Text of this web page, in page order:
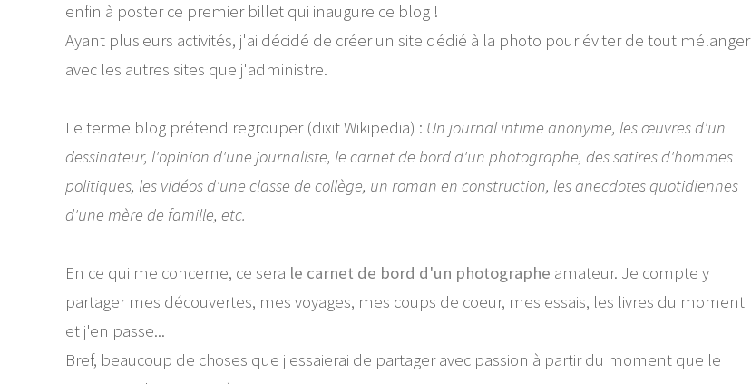
enfin à poster ce premier billet qui inaugure ce blog !
Ayant plusieurs activités, j'ai décidé de créer un site dédié à la photo pour éviter de tout mélanger
avec les autres sites que j'administre.
Le terme blog prétend regrouper (dixit Wikipedia) : Un journal intime anonyme, les œuvres d'un
dessinateur, l'opinion d'une journaliste, le carnet de bord d'un photographe, des satires d'hommes
politiques, les vidéos d'une classe de collège, un roman en construction, les anecdotes quotidiennes
d'une mère de famille, etc.
En ce qui me concerne, ce sera le carnet de bord d'un photographe amateur. Je compte y
partager mes découvertes, mes voyages, mes coups de coeur, mes essais, les livres du moment
et j'en passe...
Bref, beaucoup de choses que j'essaierai de partager avec passion à partir du moment que le